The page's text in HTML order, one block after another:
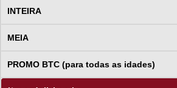
INTEIRA
MEIA
PROMO BTC (para todas as idades)